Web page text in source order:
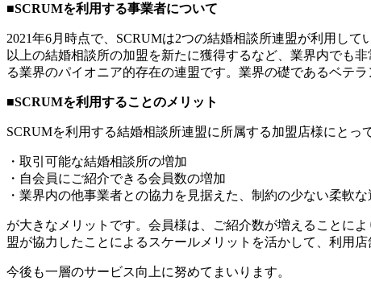
■SCRUMを利用する事業者について
2021年6月時点で、SCRUMは2つの結婚相談所連盟が利用し
以上の結婚相談所の加盟を新たに獲得するなど、業界内でも
る業界のパイオニア的存在の連盟です。業界の礎であるベテ
■SCRUMを利用することのメリット
SCRUMを利用する結婚相談所連盟に所属する加盟店様にとっ
・取引可能な結婚相談所の増加
・自会員にご紹介できる会員数の増加
・業界内の他事業者との協力を見据えた、制約の少ない柔軟な
が大きなメリットです。会員様は、ご紹介数が増えることに
盟が協力したことによるスケールメリットを活かして、利用
今後も一層のサービス向上に努めてまいります。